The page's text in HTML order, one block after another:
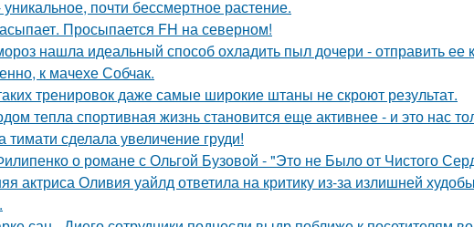
уникальное, почти бессмертное растение.
Просыпается FH на северном!
нашла идеальный способ охладить пыл дочери - отправить ее
к мачехе Собчак.
тренировок даже самые широкие штаны не скроют результат.
тепла спортивная жизнь становится еще активнее - и это нас
тимати сделала увеличение груди!
о романе с Ольгой Бузовой - "Это не Было от Чистого
актриса Оливия уайлд ответила на критику из-за излишней